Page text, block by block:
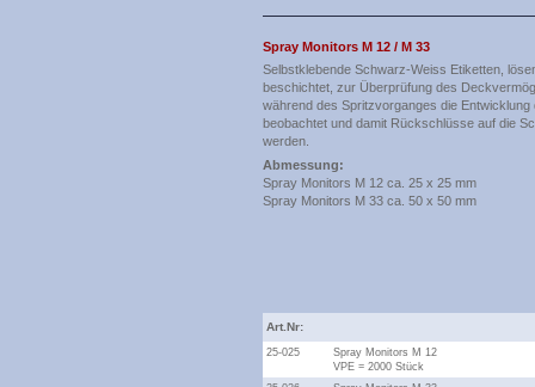
Spray Monitors M 12 / M 33
Selbstklebende Schwarz-Weiss Etiketten,
beschichtet, zur Überprüfung des
während des Spritzvorganges die
beobachtet und damit Rückschlüsse auf die
werden.
Abmessung:
Spray Monitors M 12 ca. 25 x 25 mm
Spray Monitors M 33 ca. 50 x 50 mm
Art.Nr:
25-025
Spray Monitors M 12
VPE = 2000 Stück